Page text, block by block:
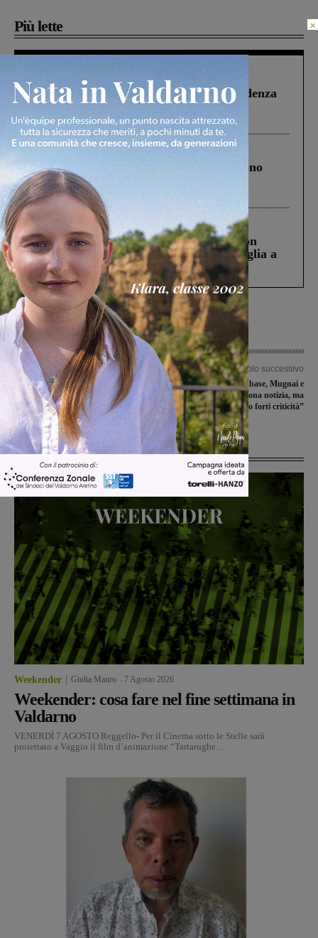
Più lette
Figline Incisa Valdarno
Piscina di Figline finanziata oltre la scadenza
Pnrr, il gruppo di Fratelli d’Italia: “Un
ringraziamento al Governo”
Cronaca 4 Agosto 2026
Un anno fa la strage in A1 in cui morirono
Gianni, Giulia e Franco. Lo schianto, il
processo, lo stop ai sorpassi fra tir....
Cronaca 3 Agosto 2026
Scomparso da una struttura di Castiglion
Fiorentino l’uomo che aveva ucciso la figlia a
Levane nel 2020
Articolo precedente
Podere Rota, Cacioli: “La salute dei
cittadini deve venire prima degli
interessi economici”
Articolo successivo
Due nuovi medici di base, Mugnai e
Martini: “È una buona notizia, ma
restano forti criticità”
Ultime Notizie
Weekender Giulia Mauro 7 Agosto 2026
Weekender: cosa fare nel fine settimana in
Valdarno
VENERDÌ 7 AGOSTO Reggello- Per il Cinema sotto le Stelle sarà
proiettato a Vaggio il film d’animazione “Tartarughe...
×